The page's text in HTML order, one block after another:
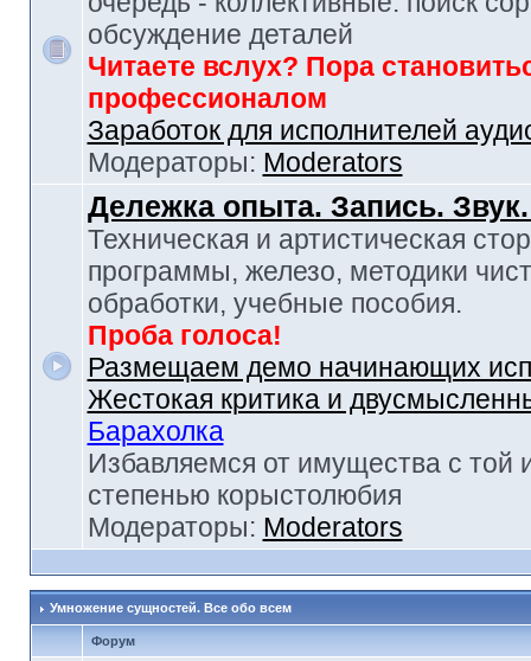
обсуждение деталей
Читаете вслух? Пора
профессионалом
Заработок для исполнителей
Модераторы: Moderators
Дележка опыта. Запись.
Техническая и артистическая
программы, железо, методики
обработки, учебные пособия.
Проба голоса!
Размещаем демо начинающих
Жестокая критика и
Барахолка
Избавляемся от имущества с той
степенью корыстолюбия
Модераторы: Moderators
Умножение сущностей. Все обо всем
Форум